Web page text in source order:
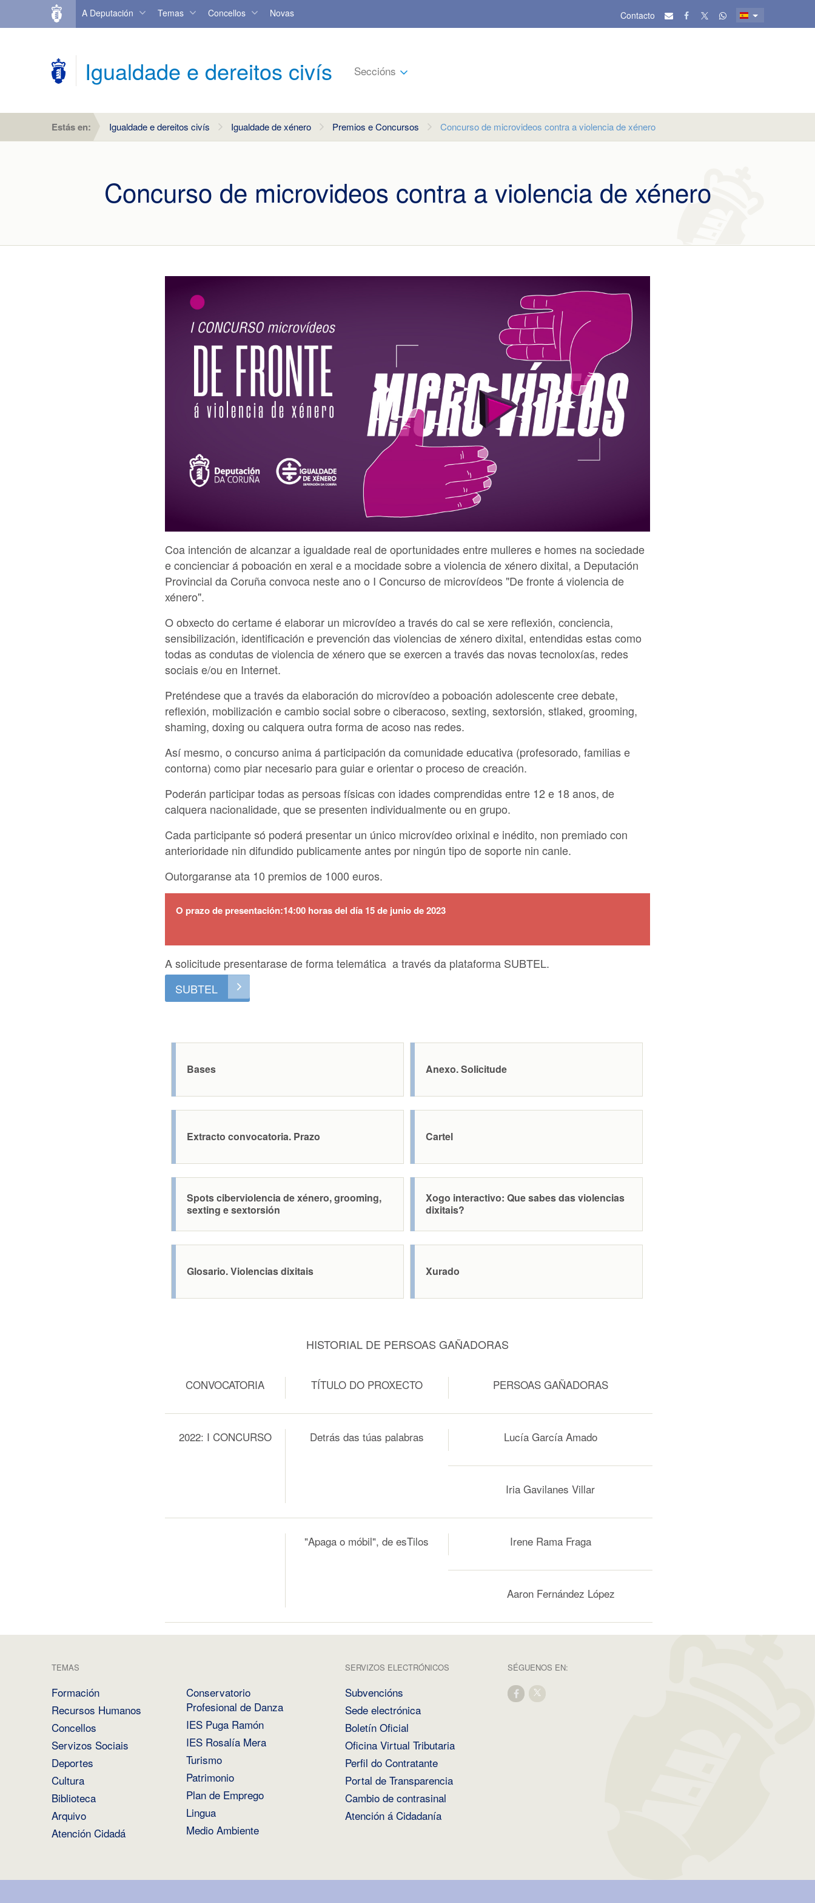
Contacto
A Deputación Temas Concellos Novas
Igualdade e dereitos civís Seccións
Estás en: Igualdade e dereitos civís Igualdade de xénero Premios e Concursos Concurso de microvideos contra a violencia de xénero
Concurso de microvideos contra a violencia de xénero
Coa intención de alcanzar a igualdade real de oportunidades entre mulleres e homes na sociedade
e concienciar á poboación en xeral e a mocidade sobre a violencia de xénero dixital, a Deputación
Provincial da Coruña convoca neste ano o I Concurso de microvídeos "De fronte á violencia de
xénero".
O obxecto do certame é elaborar un microvídeo a través do cal se xere reflexión, conciencia,
sensibilización, identificación e prevención das violencias de xénero dixital, entendidas estas como
todas as condutas de violencia de xénero que se exercen a través das novas tecnoloxías, redes
sociais e/ou en Internet.
Preténdese que a través da elaboración do microvídeo a poboación adolescente cree debate,
reflexión, mobilización e cambio social sobre o ciberacoso, sexting, sextorsión, stlaked, grooming,
shaming, doxing ou calquera outra forma de acoso nas redes.
Así mesmo, o concurso anima á participación da comunidade educativa (profesorado, familias e
contorna) como piar necesario para guiar e orientar o proceso de creación.
Poderán participar todas as persoas físicas con idades comprendidas entre 12 e 18 anos, de
calquera nacionalidade, que se presenten individualmente ou en grupo.
Cada participante só poderá presentar un único microvídeo orixinal e inédito, non premiado con
anterioridade nin difundido publicamente antes por ningún tipo de soporte nin canle.
Outorgaranse ata 10 premios de 1000 euros.
O prazo de presentación:14:00 horas del día 15 de junio de 2023
A solicitude presentarase de forma telemática a través da plataforma SUBTEL.
SUBTEL
Bases Anexo. Solicitude
Extracto convocatoria. Prazo Cartel
Spots ciberviolencia de xénero, grooming,
sexting e sextorsión
Xogo interactivo: Que sabes das violencias
dixitais?
Glosario. Violencias dixitais Xurado
HISTORIAL DE PERSOAS GAÑADORAS
CONVOCATORIA TÍTULO DO PROXECTO PERSOAS GAÑADORAS
2022: I CONCURSO Detrás das túas palabras Lucía García Amado
Iria Gavilanes Villar
"Apaga o móbil", de esTilos Irene Rama Fraga
Aaron Fernández López
TEMAS
Formación
Recursos Humanos
Concellos
Servizos Sociais
Deportes
Cultura
Biblioteca
Arquivo
Atención Cidadá
Conservatorio
Profesional de Danza
IES Puga Ramón
IES Rosalía Mera
Turismo
Patrimonio
Plan de Emprego
Lingua
Medio Ambiente
SERVIZOS ELECTRÓNICOS
Subvencións
Sede electrónica
Boletín Oficial
Oficina Virtual Tributaria
Perfil do Contratante
Portal de Transparencia
Cambio de contrasinal
Atención á Cidadanía
SÉGUENOS EN: